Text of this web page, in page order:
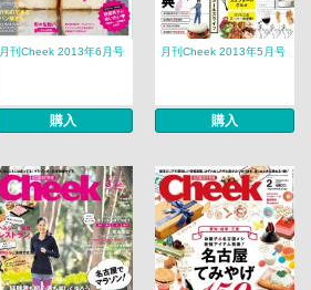
月刊Cheek 2013年6月号
購入
月刊Cheek 2013年5月号
購入